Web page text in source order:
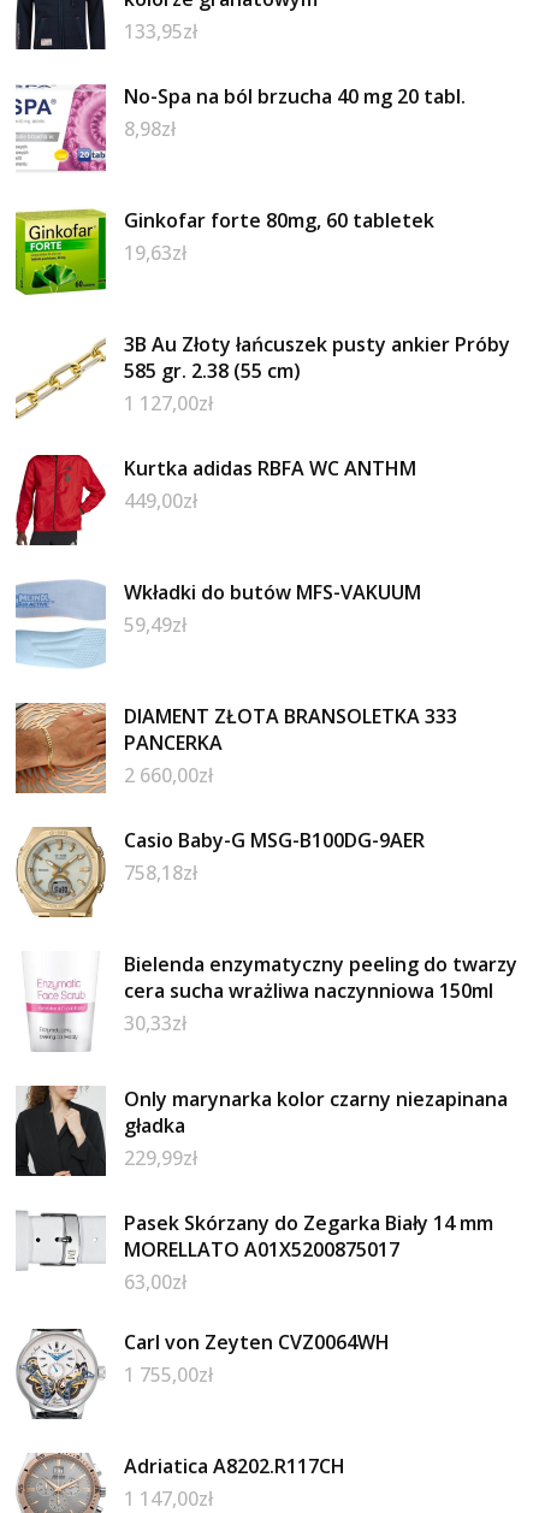
133,95zł
No-Spa na ból brzucha 40 mg 20 tabl.
8,98zł
Ginkofar forte 80mg, 60 tabletek
19,63zł
3B Au Złoty łańcuszek pusty ankier Próby
585 gr. 2.38 (55 cm)
1 127,00zł
Kurtka adidas RBFA WC ANTHM
449,00zł
Wkładki do butów MFS-VAKUUM
59,49zł
DIAMENT ZŁOTA BRANSOLETKA 333
PANCERKA
2 660,00zł
Casio Baby-G MSG-B100DG-9AER
758,18zł
Bielenda enzymatyczny peeling do twarzy
cera sucha wrażliwa naczynniowa 150ml
30,33zł
Only marynarka kolor czarny niezapinana
gładka
229,99zł
Pasek Skórzany do Zegarka Biały 14 mm
MORELLATO A01X5200875017
63,00zł
Carl von Zeyten CVZ0064WH
1 755,00zł
Adriatica A8202.R117CH
1 147,00zł